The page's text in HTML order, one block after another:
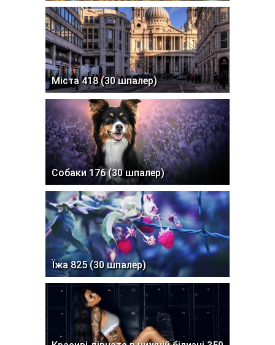
Міста 418 (30 шпалер)
Собаки 176 (30 шпалер)
Їжа 825 (30 шпалер)